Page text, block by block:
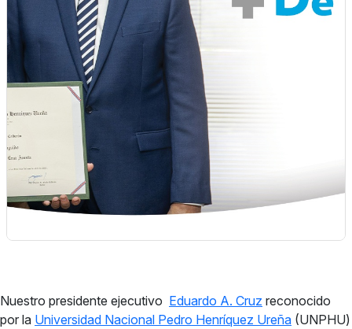
Nuestro presidente ejecutivo Eduardo A. Cruz reconocido
por la Universidad Nacional Pedro Henríquez Ureña (UNPHU)